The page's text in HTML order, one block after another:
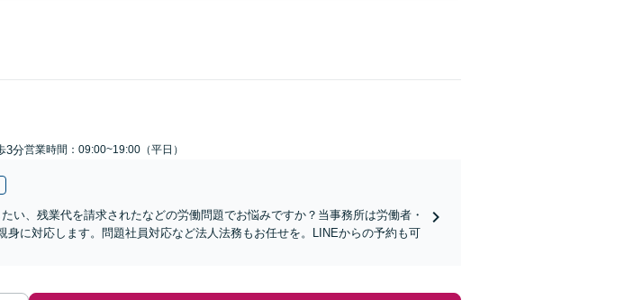
3分営業時間：09:00~19:00（平日）
い、残業代を請求されたなどの労働問題でお悩みですか？当事務所は労働者・
身に対応します。問題社員対応など法人法務もお任せを。LINEからの予約も可